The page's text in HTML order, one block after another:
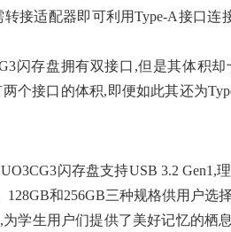
接适配器即可利用Type-A接口连
闪存盘拥有双接口,但是其体积却
两个接口的体积,即便如此其还为
闪存盘支持USB 3.2 Gen1,
和256GB三种规格供用户选择
学生用户们提供了美好记忆的栖